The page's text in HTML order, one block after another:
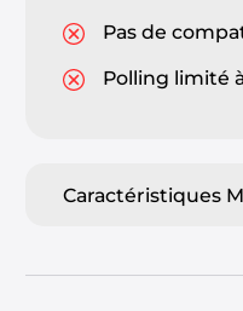
Pas de
Polling limité
Caractéristiques